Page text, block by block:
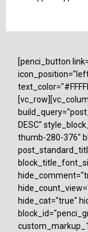
[penci_button
DESC"
thumb-280-376"
hide_cat="true"